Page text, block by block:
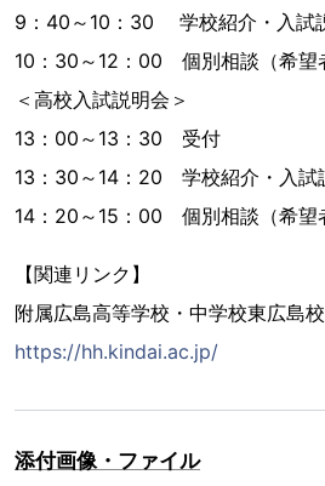
9：40～10：30 学校紹介・入試
10：30～12：00 個別相談（希望
＜高校入試説明会＞
13：00～13：30 受付
13：30～14：20 学校紹介・入試
14：20～15：00 個別相談（希望
【関連リンク】
附属広島高等学校・中学校東広島校
https://hh.kindai.ac.jp/
添付画像・ファイル